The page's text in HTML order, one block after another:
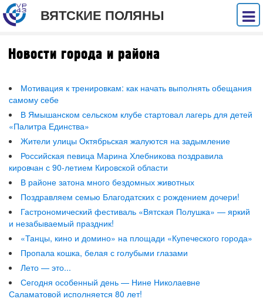
ВЯТСКИЕ ПОЛЯНЫ
Новости города и района
Мотивация к тренировкам: как начать выполнять обещания
самому себе
В Ямышанском сельском клубе стартовал лагерь для детей
«Палитра Единства»
Жители улицы Октябрьская жалуются на задымление
Российская певица Марина Хлебникова поздравила
кировчан с 90-летием Кировской области
В районе затона много бездомных животных
Поздравляем семью Благодатских с рождением дочери!
Гастрономический фестиваль «Вятская Полушка» — яркий
и незабываемый праздник!
«Танцы, кино и домино» на площади «Купеческого города»
Пропала кошка, белая с голубыми глазами
Лето — это...
Сегодня особенный день — Нине Николаевне
Саламатовой исполняется 80 лет!